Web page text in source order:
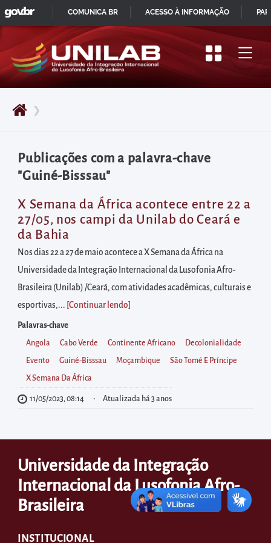
Pular
para
início
do
principal
Acessar
diretamente
o
menu
principal
Acessar
diretamente
à
área
para
realizar
buscas
internas
Acessar
diretamente
postas
no
rodapé
❯
Publicações com a palavra-chave
"Guiné-Bisssau"
X Semana da África acontece entre 22 a
27/05, nos campi da Unilab do Ceará e
da Bahia
Nos dias 22 a 27 de maio acontece a X Semana da África na
Universidade da Integração Internacional da Lusofonia Afro-
Brasileira (Unilab) /Ceará, com atividades acadêmicas, culturais e
esportivas,... [Continuar lendo
Palavras-chave
Angola Cabo Verde Continente Africano Decolonialidade
Evento Guiné-Bisssau Moçambique São Tomé E Príncipe
X Semana Da África
11/05/2023, 08:14 Atualizada há 3 anos
Universidade da Integração
Internacional da Lusofonia Afro-
Brasileira
INSTITUCIONAL
IR
PARA
CONTEÚDO
GOVBR
COMUNICA BR ACESSO À INFORMAÇÃO